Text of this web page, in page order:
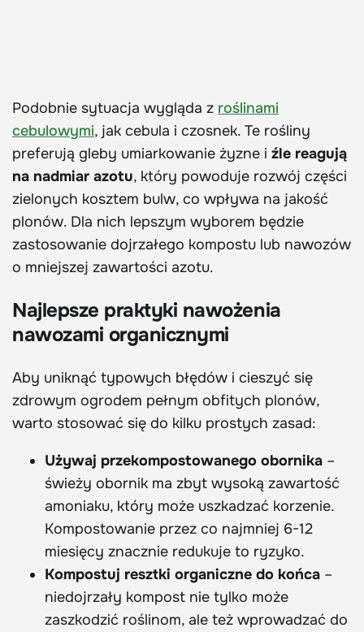
Podobnie sytuacja wygląda z roślinami
cebulowymi, jak cebula i czosnek. Te rośliny
preferują gleby umiarkowanie żyzne i źle reagują
na nadmiar azotu, który powoduje rozwój części
zielonych kosztem bulw, co wpływa na jakość
plonów. Dla nich lepszym wyborem będzie
zastosowanie dojrzałego kompostu lub nawozów
o mniejszej zawartości azotu.
Najlepsze praktyki nawożenia
nawozami organicznymi
Aby uniknąć typowych błędów i cieszyć się
zdrowym ogrodem pełnym obfitych plonów,
warto stosować się do kilku prostych zasad:
Używaj przekompostowanego obornika –
świeży obornik ma zbyt wysoką zawartość
amoniaku, który może uszkadzać korzenie.
Kompostowanie przez co najmniej 6-12
miesięcy znacznie redukuje to ryzyko.
Kompostuj resztki organiczne do końca –
niedojrzały kompost nie tylko może
zaszkodzić roślinom, ale też wprowadzać do